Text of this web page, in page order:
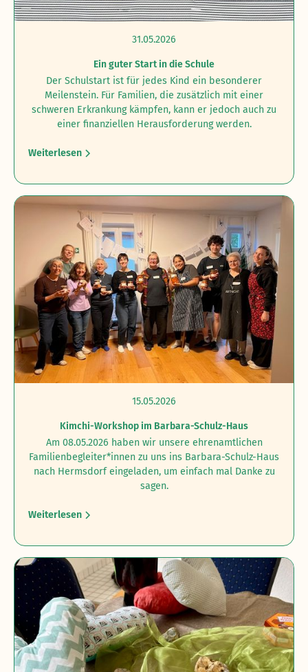
31.05.2026
Ein guter Start in die Schule
Der Schulstart ist für jedes Kind ein besonderer
Meilenstein. Für Familien, die zusätzlich mit einer
schweren Erkrankung kämpfen, kann er jedoch auch zu
einer finanziellen Herausforderung werden.
Weiterlesen
15.05.2026
Kimchi-Workshop im Barbara-Schulz-Haus
Am 08.05.2026 haben wir unsere ehrenamtlichen
Familienbegleiter*innen zu uns ins Barbara-Schulz-Haus
nach Hermsdorf eingeladen, um einfach mal Danke zu
sagen.
Weiterlesen